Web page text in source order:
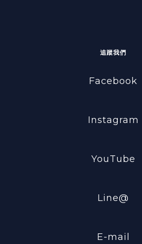
追蹤我們
Facebook
Instagram
YouTube
Line@
E-mail